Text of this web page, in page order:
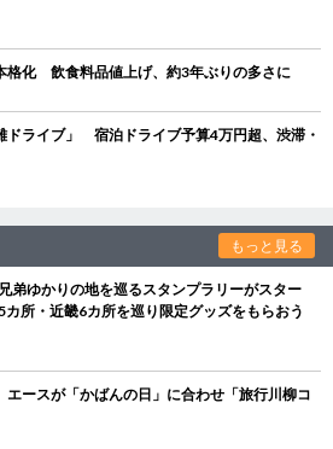
格化 飲食料品値上げ、約3年ぶりの多さに
ドライブ」 宿泊ドライブ予算4万円超、渋滞・
もっと見る
弟ゆかりの地を巡るスタンプラリーがスター
所・近畿6カ所を巡り限定グッズをもらおう
ースが「かばんの日」に合わせ「旅行川柳コ